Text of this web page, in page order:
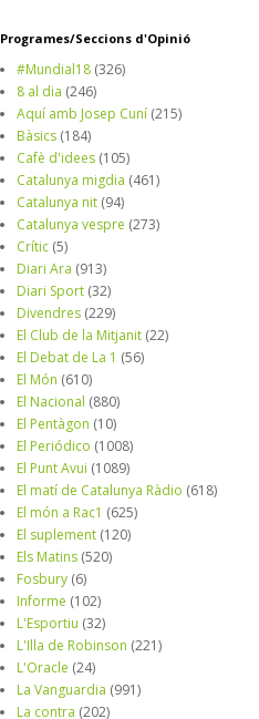
Programes/Seccions d'Opinió
#Mundial18 (326)
8 al dia (246)
Aquí amb Josep Cuní (215)
Bàsics (184)
Cafè d'idees (105)
Catalunya migdia (461)
Catalunya nit (94)
Catalunya vespre (273)
Crític (5)
Diari Ara (913)
Diari Sport (32)
Divendres (229)
El Club de la Mitjanit (22)
El Debat de La 1 (56)
El Món (610)
El Nacional (880)
El Pentàgon (10)
El Periódico (1008)
El Punt Avui (1089)
El matí de Catalunya Ràdio (618)
El món a Rac1 (625)
El suplement (120)
Els Matins (520)
Fosbury (6)
Informe (102)
L'Esportiu (32)
L'Illa de Robinson (221)
L'Oracle (24)
La Vanguardia (991)
La contra (202)